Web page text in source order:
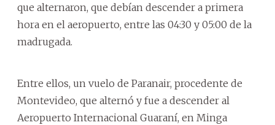
que alternaron, que debían descender a primera
hora en el aeropuerto, entre las 04:30 y 05:00 de la
madrugada.
Entre ellos, un vuelo de Paranair, procedente de
Montevideo, que alternó y fue a descender al
Aeropuerto Internacional Guaraní, en Minga